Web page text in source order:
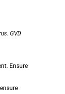
GVD
Ensure